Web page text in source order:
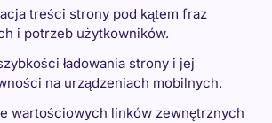
treści strony pod kątem fraz
i potrzeb użytkowników.
ładowania strony i jej
na urządzeniach mobilnych.
wartościowych linków zewnętrznych